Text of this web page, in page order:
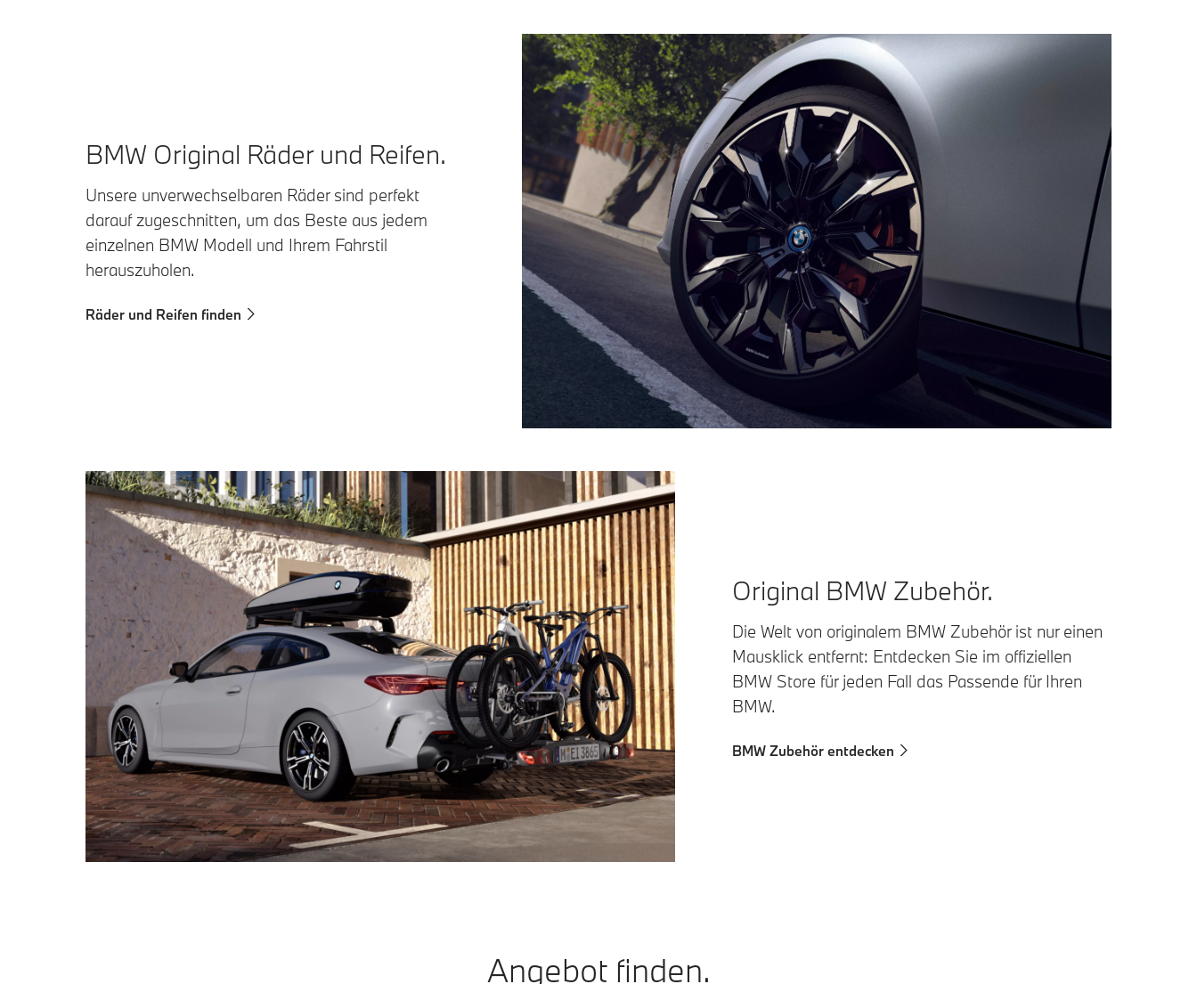
BMW Original Räder und Reifen.
Unsere unverwechselbaren Räder sind perfekt
darauf zugeschnitten, um das Beste aus jedem
einzelnen BMW Modell und Ihrem Fahrstil
herauszuholen.
Räder und Reifen finden
Original BMW Zubehör.
Die Welt von originalem BMW Zubehör ist nur einen
Mausklick entfernt: Entdecken Sie im offiziellen
BMW Store für jeden Fall das Passende für Ihren
BMW.
BMW Zubehör entdecken
Angebot finden.